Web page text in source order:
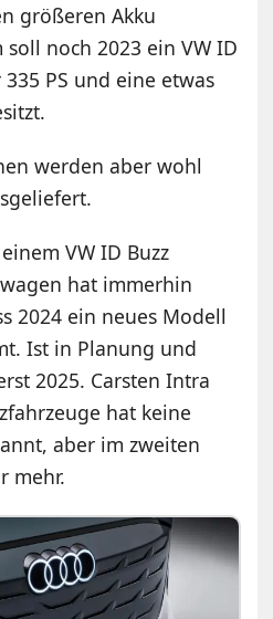
größeren Akku
noch 2023 ein VW ID
PS und eine etwas
werden aber wohl
VW ID Buzz
hat immerhin
2024 ein neues Modell
Ist in Planung und
2025. Carsten Intra
hat keine
aber im zweiten
mehr.